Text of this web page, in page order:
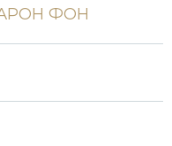
ФОН